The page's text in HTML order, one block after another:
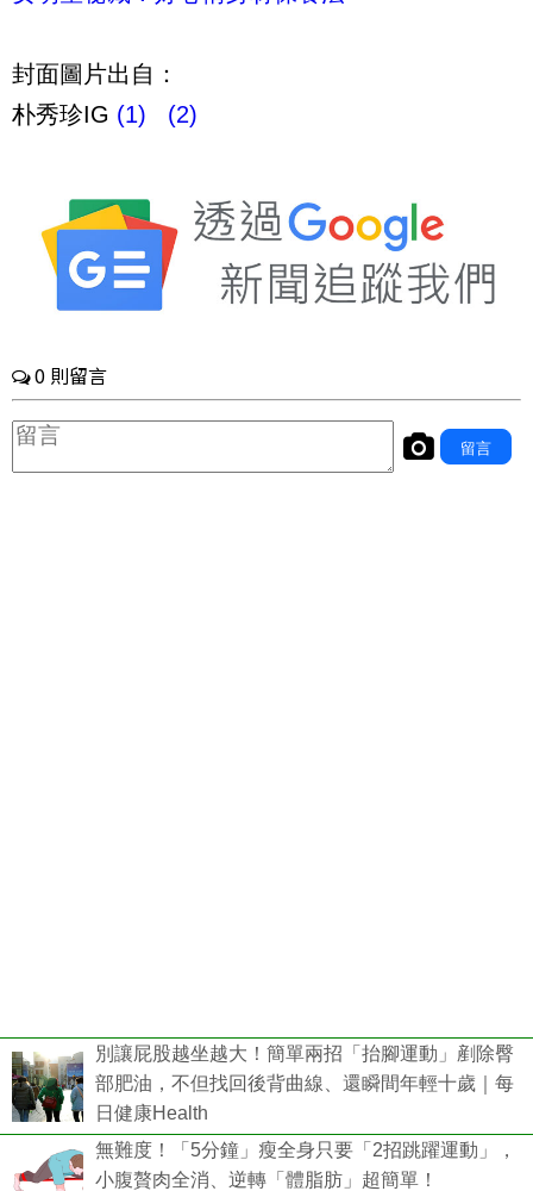
封面圖片出自：
朴秀珍IG (1) (2)
別讓屁股越坐越大！簡單兩招「抬腳運動」剷除臀
部肥油，不但找回後背曲線、還瞬間年輕十歲｜每
日健康Health
無難度！「5分鐘」瘦全身只要「2招跳躍運動」，
小腹贅肉全消、逆轉「體脂肪」超簡單！